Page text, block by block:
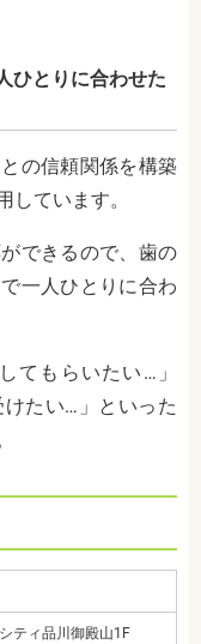
ひとりに合わせた
の信頼関係を構築
ています。
できるので、歯の
一人ひとりに合わ
てもらいたい…」
けたい…」といった
ティ品川御殿山1F